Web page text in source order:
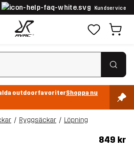
Kundservice
outdoorfavoriterShoppa nu
Ryggsäckar Löpning
849 kr